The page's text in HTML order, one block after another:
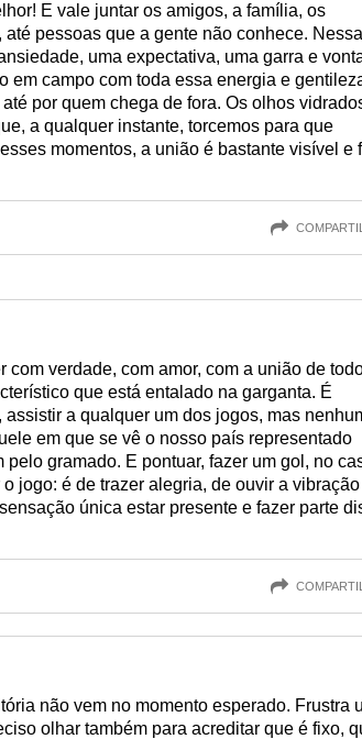
E vale juntar os amigos, a família, os
pessoas que a gente não conhece. Nessa
uma expectativa, uma garra e
em campo com toda essa energia e
por quem chega de fora. Os olhos
a qualquer instante, torcemos para que
momentos, a união é bastante visível e
com verdade, com amor, com a união de
que está entalado na garganta. É
a qualquer um dos jogos, mas
em que se vê o nosso país representado
gramado. E pontuar, fazer um gol, no
jogo: é de trazer alegria, de ouvir a
única estar presente e fazer parte
não vem no momento esperado. Frustra
olhar também para acreditar que é fixo,